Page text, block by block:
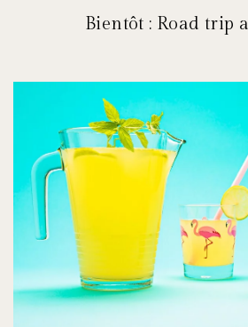
Bientôt : Road trip